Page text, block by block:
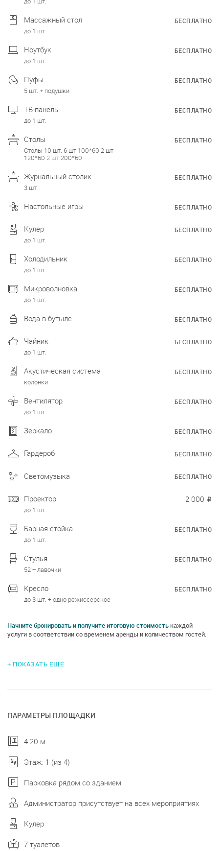
Массажный стол
до 1 шт.
БЕСПЛАТНО
Ноутбук
до 1 шт.
БЕСПЛАТНО
Пуфы
5 шт. + подушки
БЕСПЛАТНО
ТВ-панель
до 1 шт.
БЕСПЛАТНО
Столы
Столы 10 шт. 6 шт 100*60 2 шт
120*60 2 шт 200*60
БЕСПЛАТНО
Журнальный столик
3 шт
БЕСПЛАТНО
Настольные игры БЕСПЛАТНО
Кулер
до 1 шт.
БЕСПЛАТНО
Холодильник
до 1 шт.
БЕСПЛАТНО
Микроволновка
до 1 шт.
БЕСПЛАТНО
Вода в бутыле БЕСПЛАТНО
Чайник
до 1 шт.
БЕСПЛАТНО
Акустическая система
колонки
БЕСПЛАТНО
Вентилятор
до 1 шт.
БЕСПЛАТНО
Зеркало БЕСПЛАТНО
Гардероб БЕСПЛАТНО
Светомузыка БЕСПЛАТНО
Проектор
до 1 шт.
2 000 ₽
Барная стойка
до 1 шт.
БЕСПЛАТНО
Стулья
52 + лавочки
БЕСПЛАТНО
Кресло
до 3 шт. + одно режиссерское
БЕСПЛАТНО
Начните бронировать и получите итоговую стоимость каждой
услуги в соответствии со временем аренды и количеством гостей.
+ ПОКАЗАТЬ ЕЩЕ
ПАРАМЕТРЫ ПЛОЩАДКИ
4.20 м
Этаж: 1 (из 4)
Парковка рядом со зданием
Администратор присутствует на всех мероприятиях
Кулер
7 туалетов